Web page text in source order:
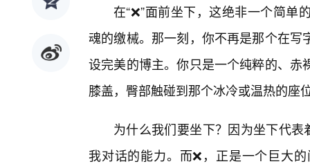
在“❌”面前坐下，这绝非一个简
魂的缴械。那一刻，你不再是那个在
设完美的博主。你只是一个纯粹的、
膝盖，臀部触碰到那个冰冷或温热的座
为什么我们要坐下？因为坐下代表
我对话的能力。而❌，正是一个巨大